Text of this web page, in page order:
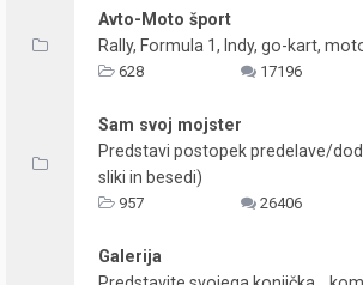
Avto-Moto šport
Rally, Formula 1, Indy, go-kart,
628 17196
Sam svoj mojster
Predstavi postopek predelave/
sliki in besedi)
957 26406
Galerija